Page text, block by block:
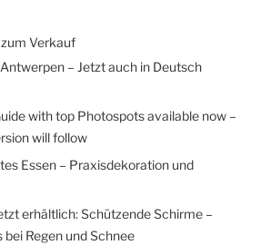
Verkauf
– Jetzt auch in Deutsch
with top Photospots available now –
will follow
Essen – Praxisdekoration und
erhältlich: Schützende Schirme –
Regen und Schnee